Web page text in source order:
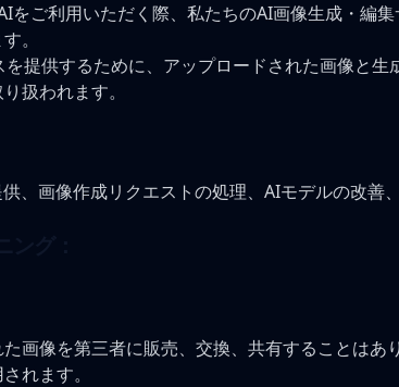
をご利用いただく際、私たちのAI画像生成・編
。
提供するために、アップロードされた画像と
扱われます。
、画像作成リクエストの処理、AIモデルの改善
画像を第三者に販売、交換、共有することは
れます。